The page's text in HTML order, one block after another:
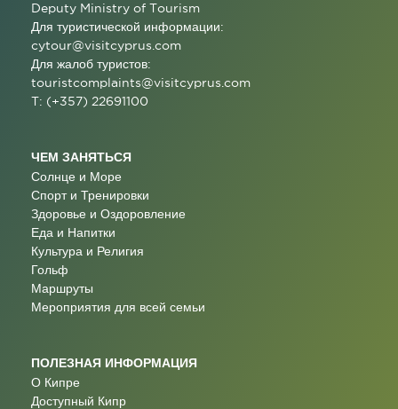
Deputy Ministry of Tourism
Для туристической информации:
cytour@visitcyprus.com
Для жалоб туристов:
touristcomplaints@visitcyprus.com
T: (+357) 22691100
ЧЕМ ЗАНЯТЬСЯ
Солнце и Море
Спорт и Тренировки
Здоровье и Оздоровление
Еда и Напитки
Культура и Религия
Гольф
Маршруты
Мероприятия для всей семьи
ПОЛЕЗНАЯ ИНФОРМАЦИЯ
О Кипре
Доступный Кипр